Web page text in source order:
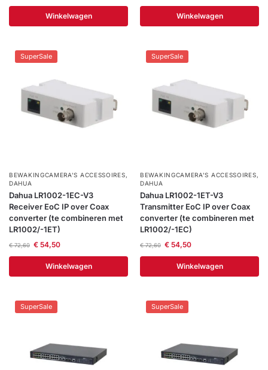
Winkelwagen Winkelwagen
SuperSale
BEWAKINGCAMERA'S ACCESSOIRES,
DAHUA
Dahua LR1002-1EC-V3
Receiver EoC IP over Coax
converter (te combineren met
LR1002/-1ET)
€72,60 €54,50
Winkelwagen
SuperSale
BEWAKINGCAMERA'S ACCESSOIRES,
DAHUA
Dahua LR1002-1ET-V3
Transmitter EoC IP over Coax
converter (te combineren met
LR1002/-1EC)
€72,60 €54,50
Winkelwagen
SuperSale SuperSale